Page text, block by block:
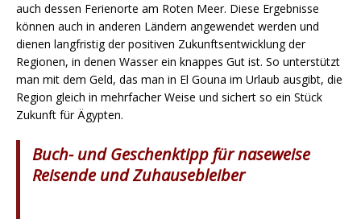
auch dessen Ferienorte am Roten Meer. Diese Ergebnisse
können auch in anderen Ländern angewendet werden und
dienen langfristig der positiven Zukunftsentwicklung der
Regionen, in denen Wasser ein knappes Gut ist. So unterstützt
man mit dem Geld, das man in El Gouna im Urlaub ausgibt, die
Region gleich in mehrfacher Weise und sichert so ein Stück
Zukunft für Ägypten.
Buch- und Geschenktipp für naseweise
Reisende und Zuhausebleiber